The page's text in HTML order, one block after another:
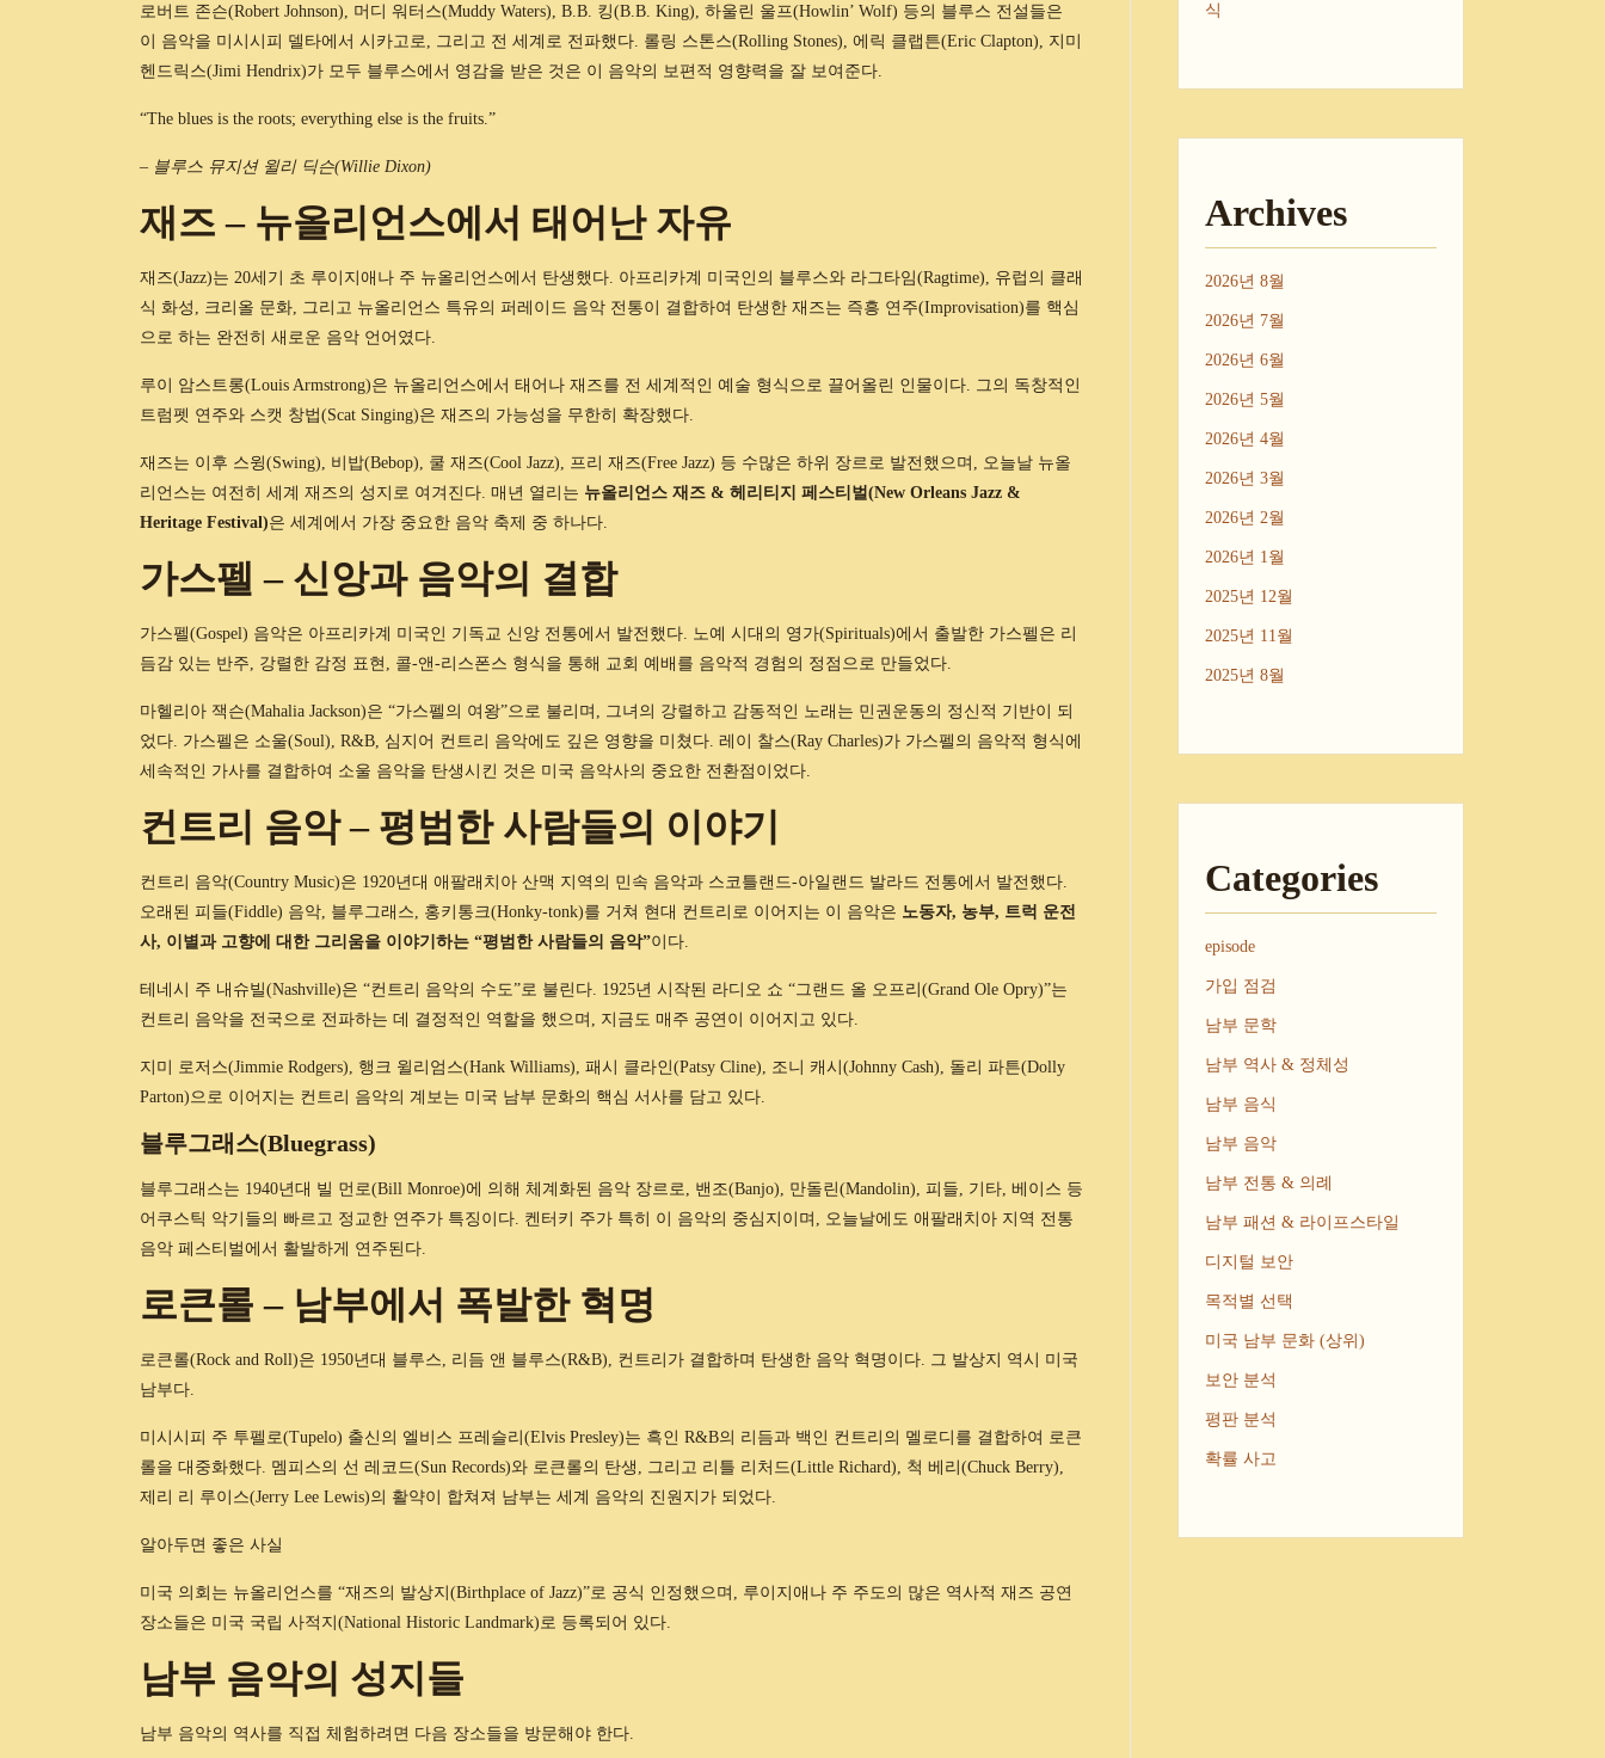
로버트 존슨(Robert Johnson), 머디 워터스(Muddy Waters), B.B. 킹(B.B. King), 하울린 울프(Howlin’ Wolf) 등의 블루스 전설들은
이 음악을 미시시피 델타에서 시카고로, 그리고 전 세계로 전파했다. 롤링 스톤스(Rolling Stones), 에릭 클랩튼(Eric Clapton), 지미
헨드릭스(Jimi Hendrix)가 모두 블루스에서 영감을 받은 것은 이 음악의 보편적 영향력을 잘 보여준다.
“The blues is the roots; everything else is the fruits.”
– 블루스 뮤지션 윌리 딕슨(Willie Dixon)
재즈 – 뉴올리언스에서 태어난 자유
재즈(Jazz)는 20세기 초 루이지애나 주 뉴올리언스에서 탄생했다. 아프리카계 미국인의 블루스와 라그타임(Ragtime), 유럽의 클래
식 화성, 크리올 문화, 그리고 뉴올리언스 특유의 퍼레이드 음악 전통이 결합하여 탄생한 재즈는 즉흥 연주(Improvisation)를 핵심
으로 하는 완전히 새로운 음악 언어였다.
루이 암스트롱(Louis Armstrong)은 뉴올리언스에서 태어나 재즈를 전 세계적인 예술 형식으로 끌어올린 인물이다. 그의 독창적인
트럼펫 연주와 스캣 창법(Scat Singing)은 재즈의 가능성을 무한히 확장했다.
재즈는 이후 스윙(Swing), 비밥(Bebop), 쿨 재즈(Cool Jazz), 프리 재즈(Free Jazz) 등 수많은 하위 장르로 발전했으며, 오늘날 뉴올
리언스는 여전히 세계 재즈의 성지로 여겨진다. 매년 열리는 뉴올리언스 재즈 & 헤리티지 페스티벌(New Orleans Jazz &
Heritage Festival)은 세계에서 가장 중요한 음악 축제 중 하나다.
가스펠 – 신앙과 음악의 결합
가스펠(Gospel) 음악은 아프리카계 미국인 기독교 신앙 전통에서 발전했다. 노예 시대의 영가(Spirituals)에서 출발한 가스펠은 리
듬감 있는 반주, 강렬한 감정 표현, 콜-앤-리스폰스 형식을 통해 교회 예배를 음악적 경험의 정점으로 만들었다.
마헬리아 잭슨(Mahalia Jackson)은 “가스펠의 여왕”으로 불리며, 그녀의 강렬하고 감동적인 노래는 민권운동의 정신적 기반이 되
었다. 가스펠은 소울(Soul), R&B, 심지어 컨트리 음악에도 깊은 영향을 미쳤다. 레이 찰스(Ray Charles)가 가스펠의 음악적 형식에
세속적인 가사를 결합하여 소울 음악을 탄생시킨 것은 미국 음악사의 중요한 전환점이었다.
컨트리 음악 – 평범한 사람들의 이야기
컨트리 음악(Country Music)은 1920년대 애팔래치아 산맥 지역의 민속 음악과 스코틀랜드-아일랜드 발라드 전통에서 발전했다.
오래된 피들(Fiddle) 음악, 블루그래스, 홍키통크(Honky-tonk)를 거쳐 현대 컨트리로 이어지는 이 음악은 노동자, 농부, 트럭 운전
사, 이별과 고향에 대한 그리움을 이야기하는 “평범한 사람들의 음악”이다.
테네시 주 내슈빌(Nashville)은 “컨트리 음악의 수도”로 불린다. 1925년 시작된 라디오 쇼 “그랜드 올 오프리(Grand Ole Opry)”는
컨트리 음악을 전국으로 전파하는 데 결정적인 역할을 했으며, 지금도 매주 공연이 이어지고 있다.
지미 로저스(Jimmie Rodgers), 행크 윌리엄스(Hank Williams), 패시 클라인(Patsy Cline), 조니 캐시(Johnny Cash), 돌리 파튼(Dolly
Parton)으로 이어지는 컨트리 음악의 계보는 미국 남부 문화의 핵심 서사를 담고 있다.
블루그래스(Bluegrass)
블루그래스는 1940년대 빌 먼로(Bill Monroe)에 의해 체계화된 음악 장르로, 밴조(Banjo), 만돌린(Mandolin), 피들, 기타, 베이스 등
어쿠스틱 악기들의 빠르고 정교한 연주가 특징이다. 켄터키 주가 특히 이 음악의 중심지이며, 오늘날에도 애팔래치아 지역 전통
음악 페스티벌에서 활발하게 연주된다.
로큰롤 – 남부에서 폭발한 혁명
로큰롤(Rock and Roll)은 1950년대 블루스, 리듬 앤 블루스(R&B), 컨트리가 결합하며 탄생한 음악 혁명이다. 그 발상지 역시 미국
남부다.
미시시피 주 투펠로(Tupelo) 출신의 엘비스 프레슬리(Elvis Presley)는 흑인 R&B의 리듬과 백인 컨트리의 멜로디를 결합하여 로큰
롤을 대중화했다. 멤피스의 선 레코드(Sun Records)와 로큰롤의 탄생, 그리고 리틀 리처드(Little Richard), 척 베리(Chuck Berry),
제리 리 루이스(Jerry Lee Lewis)의 활약이 합쳐져 남부는 세계 음악의 진원지가 되었다.
알아두면 좋은 사실
미국 의회는 뉴올리언스를 “재즈의 발상지(Birthplace of Jazz)”로 공식 인정했으며, 루이지애나 주 주도의 많은 역사적 재즈 공연
장소들은 미국 국립 사적지(National Historic Landmark)로 등록되어 있다.
남부 음악의 성지들
남부 음악의 역사를 직접 체험하려면 다음 장소들을 방문해야 한다.
식
Archives
2026년 8월
2026년 7월
2026년 6월
2026년 5월
2026년 4월
2026년 3월
2026년 2월
2026년 1월
2025년 12월
2025년 11월
2025년 8월
Categories
episode
가입 점검
남부 문학
남부 역사 & 정체성
남부 음식
남부 음악
남부 전통 & 의례
남부 패션 & 라이프스타일
디지털 보안
목적별 선택
미국 남부 문화 (상위)
보안 분석
평판 분석
확률 사고